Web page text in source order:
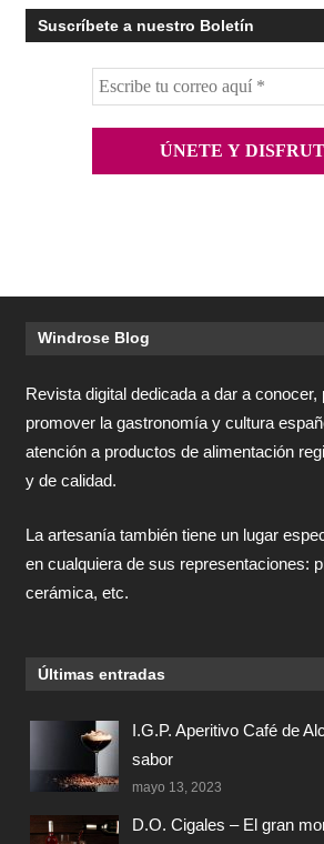
Suscríbete a nuestro Boletín
Windrose Blog
Revista digital dedicada a dar a conocer,
promover la gastronomía y cultura
atención a productos de alimentación
y de calidad.
La artesanía también tiene un lugar
en cualquiera de sus representaciones:
cerámica, etc.
Últimas entradas
I.G.P. Aperitivo Café de
sabor
mayo 13, 2023
D.O. Cigales – El gran